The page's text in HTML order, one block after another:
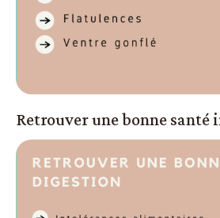
Retrouver une bonne santé